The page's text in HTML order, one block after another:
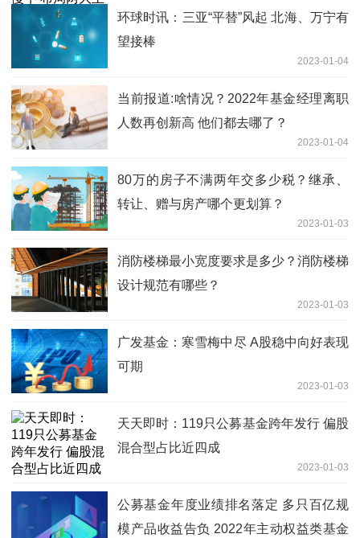
环球时讯：三亚“平替”风起 北海、万宁有
望接棒
2023-01-04
当前报道:啥情况？2022年基金经理离职
人数再创新高 他们都去哪了？
2023-01-04
80万的房子不满两年交多少税？继承、
转让、赠与房产哪个更划算？
2023-01-03
消防楼梯最小宽度要求是多少？消防楼梯
设计规范有哪些？
2023-01-03
广发基金：寒雪梅中尽 A股稳中向好表现
可期
2023-01-03
天天即时：119只公募基金跨年发行 偏股
混合型占比近四成
2023-01-03
公募基金年度业绩排名落定 多只百亿规
模产品收益告负 2022年主动权益类基金